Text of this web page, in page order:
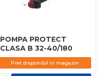
POMPA PROTECT
CLASA B 32-40/180
Pret disponibil in magazin